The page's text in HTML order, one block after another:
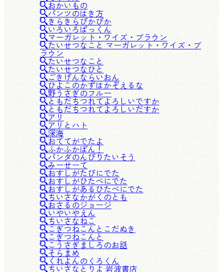
おかいもの
パンツのはき方
きらきらぴかぴか
いろいろぱっくん
マーガレット・ワイズ・ブラウン
たいせつなこと マーガレット・ワイズ・ブ
ラウン
たいせつなこと
たいせつなひと
ごきげんならいおん
ひよこのかずはかぞえるな
野うさぎのフルー
ともだちつれてよろしいですか
ともだちつれてよろしいだすか
アリ
アリとハト
深海
おててがでたよ
ふかふかぽん！
パンダのんびりたいそう
みーせーて
おすしがたびにでた
おすしがひたべにでた
おすしがあるひたべにでた
ちいさなかがくのとも
おさるのジョージ
いやいやえん
ちいさなねこ
こぎつねこんとこだぬき
こぎつねこんと
こうさぎましろのお話
そらまめ
くれよんのくろくん
ちいさなとりよ 岩波書店